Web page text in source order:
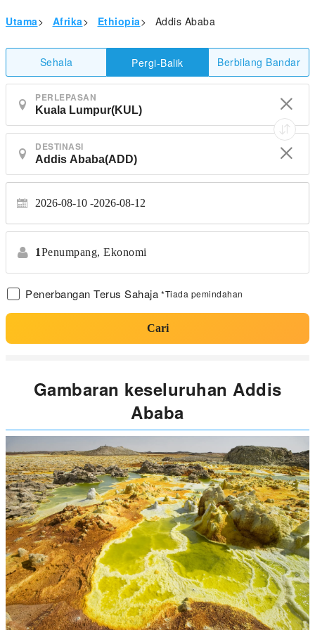
Utama> Afrika> Ethiopia> Addis Ababa
Sehala Pergi-Balik Berbilang Bandar
PERLEPASAN
DESTINASI
2026-08-10 2026-08-12
1Penumpang, Ekonomi
Penerbangan Terus Sahaja *Tiada pemindahan
Cari
Gambaran keseluruhan Addis
Ababa